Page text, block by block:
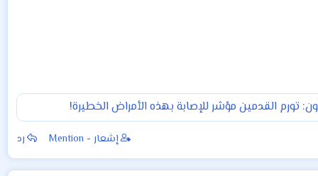
تورم القدمين مؤشر للإصابة بهذه الأمراض الخطيرة!
إشعار - Mention رد